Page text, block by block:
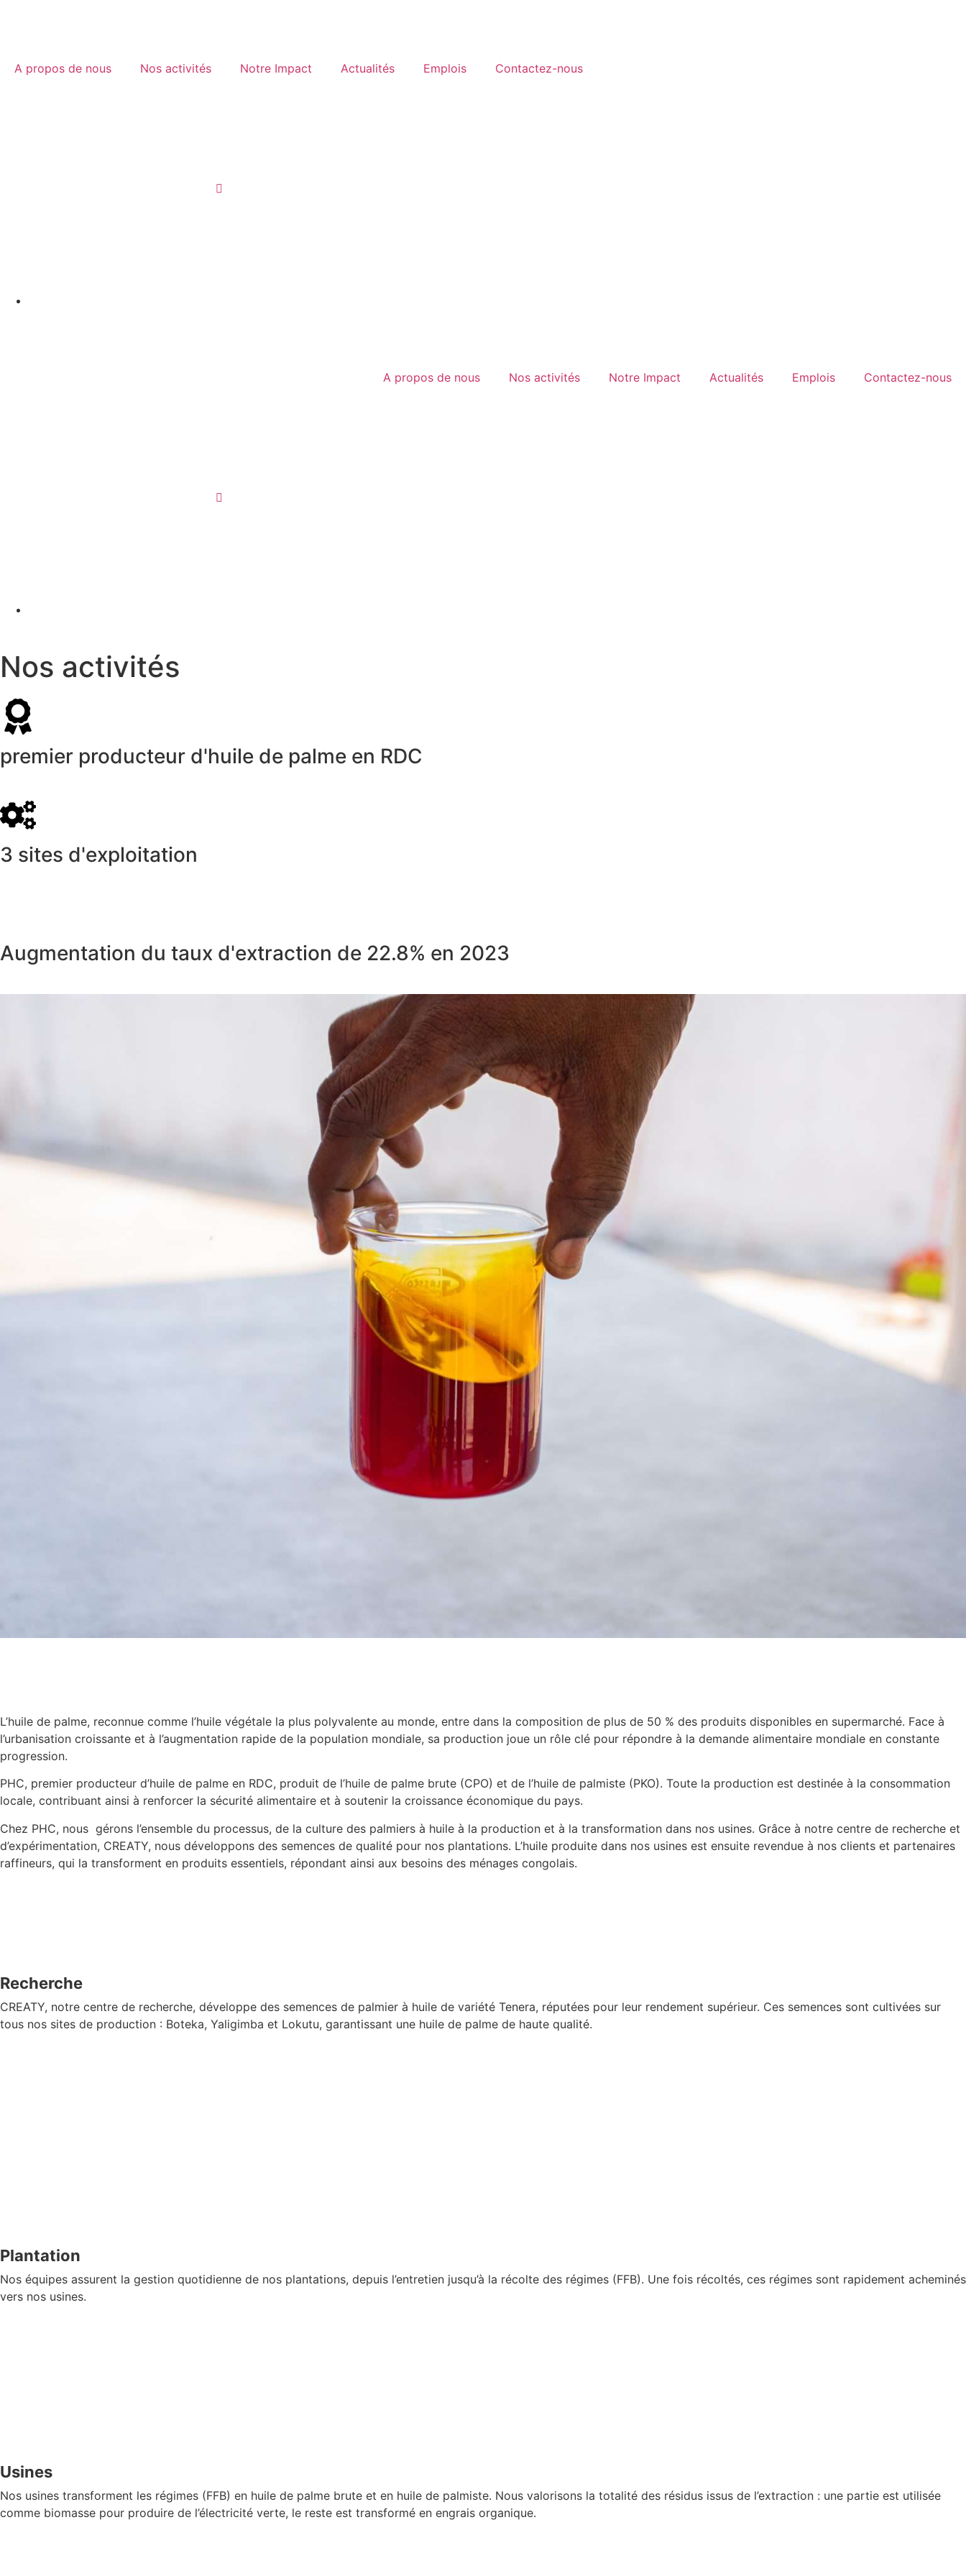
A propos de nous Nos activités Notre Impact Actualités Emplois Contactez-nous
A propos de nous Nos activités Notre Impact Actualités Emplois Contactez-nous
Nos activités
premier producteur d'huile de palme en RDC
3 sites d'exploitation
Augmentation du taux d'extraction de 22.8% en 2023
L’huile de palme, reconnue comme l’huile végétale la plus polyvalente au monde, entre dans la composition de plus de 50 % des produits disponibles en supermarché. Face à
l’urbanisation croissante et à l’augmentation rapide de la population mondiale, sa production joue un rôle clé pour répondre à la demande alimentaire mondiale en constante
progression.
PHC, premier producteur d’huile de palme en RDC, produit de l’huile de palme brute (CPO) et de l’huile de palmiste (PKO). Toute la production est destinée à la consommation
locale, contribuant ainsi à renforcer la sécurité alimentaire et à soutenir la croissance économique du pays.
Chez PHC, nous gérons l’ensemble du processus, de la culture des palmiers à huile à la production et à la transformation dans nos usines. Grâce à notre centre de recherche et
d’expérimentation, CREATY, nous développons des semences de qualité pour nos plantations. L’huile produite dans nos usines est ensuite revendue à nos clients et partenaires
raffineurs, qui la transforment en produits essentiels, répondant ainsi aux besoins des ménages congolais.
Recherche
CREATY, notre centre de recherche, développe des semences de palmier à huile de variété Tenera, réputées pour leur rendement supérieur. Ces semences sont cultivées sur
tous nos sites de production : Boteka, Yaligimba et Lokutu, garantissant une huile de palme de haute qualité.
Plantation
Nos équipes assurent la gestion quotidienne de nos plantations, depuis l’entretien jusqu’à la récolte des régimes (FFB). Une fois récoltés, ces régimes sont rapidement acheminés
vers nos usines.
Usines
Nos usines transforment les régimes (FFB) en huile de palme brute et en huile de palmiste. Nous valorisons la totalité des résidus issus de l’extraction : une partie est utilisée
comme biomasse pour produire de l’électricité verte, le reste est transformé en engrais organique.